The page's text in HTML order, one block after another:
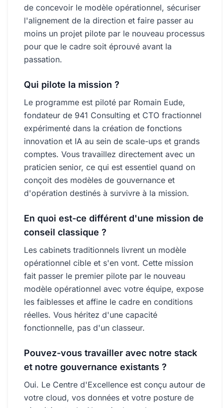
de concevoir le modèle opérationnel, sécuriser
l'alignement de la direction et faire passer au
moins un projet pilote par le nouveau processus
pour que le cadre soit éprouvé avant la
passation.
Qui pilote la mission ?
Le programme est piloté par Romain Eude,
fondateur de 941 Consulting et CTO fractionnel
expérimenté dans la création de fonctions
innovation et IA au sein de scale-ups et grands
comptes. Vous travaillez directement avec un
praticien senior, ce qui est essentiel quand on
conçoit des modèles de gouvernance et
d'opération destinés à survivre à la mission.
En quoi est-ce différent d'une mission de
conseil classique ?
Les cabinets traditionnels livrent un modèle
opérationnel cible et s'en vont. Cette mission
fait passer le premier pilote par le nouveau
modèle opérationnel avec votre équipe, expose
les faiblesses et affine le cadre en conditions
réelles. Vous héritez d'une capacité
fonctionnelle, pas d'un classeur.
Pouvez-vous travailler avec notre stack
et notre gouvernance existants ?
Oui. Le Centre d'Excellence est conçu autour de
votre cloud, vos données et votre posture de